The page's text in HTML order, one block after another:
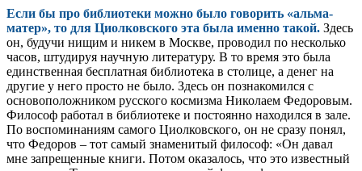
Если бы про библиотеки можно было говорить «альма-
матер», то для Циолковского эта была именно такой. Здесь
он, будучи нищим и никем в Москве, проводил по несколько
часов, штудируя научную литературу. В то время это была
единственная бесплатная библиотека в столице, а денег на
другие у него просто не было. Здесь он познакомился с
основоположником русского космизма Николаем Федоровым.
Философ работал в библиотеке и постоянно находился в зале.
По воспоминаниям самого Циолковского, он не сразу понял,
что Федоров – тот самый знаменитый философ: «Он давал
мне запрещенные книги. Потом оказалось, что это известный